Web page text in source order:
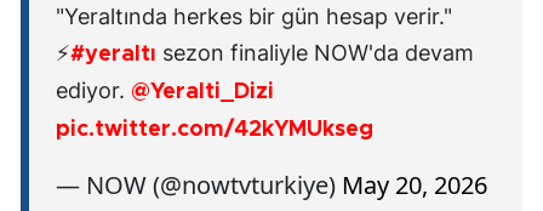
"Yeraltında herkes bir gün hesap verir."
⚡#yeraltı sezon finaliyle NOW'da devam
ediyor. @Yeralti_Dizi
pic.twitter.com/42kYMUkseg
— NOW (@nowtvturkiye) May 20, 2026